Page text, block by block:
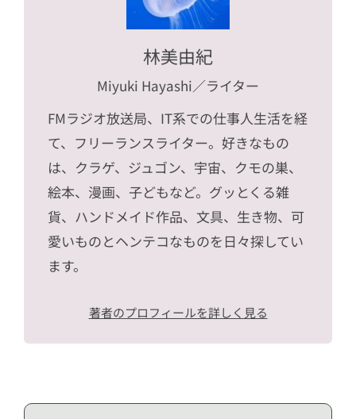
林美由紀
Miyuki Hayashi／ライター
FMラジオ放送局、IT系での仕事人生活を経
て、フリーランスライター。好きなもの
は、クラゲ、ジュゴン、宇宙、クモの巣、
絵本、漫画、子どもなど。グッとくる雑
貨、ハンドメイド作品、文具、生き物、可
愛いものとヘンテコなものを日々探してい
ます。
著者のプロフィールを詳しく見る